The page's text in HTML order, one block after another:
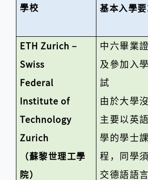
學校 基本入學要
ETH Zurich –
Swiss
Federal
Institute of
Technology
Zurich
（蘇黎世理工學
院）
中六畢業
及參加入
試
由於大學
主要以英
學的學士課
程，同學
交德語語